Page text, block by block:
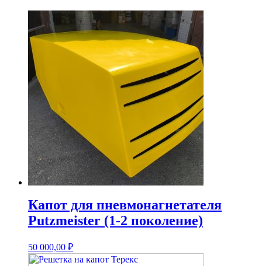
Капот для пневмонагнетателя
Putzmeister (1-2 поколение)
50 000,00 ₽